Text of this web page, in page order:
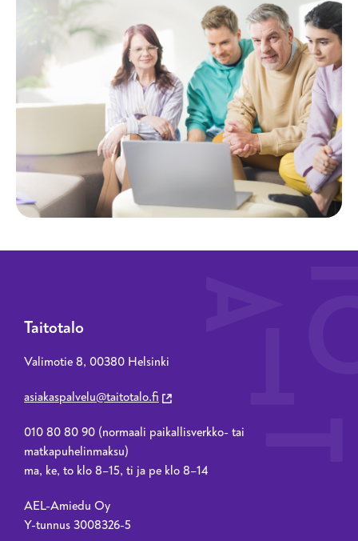
Taitotalo
Valimotie 8, 00380 Helsinki
asiakaspalvelu@taitotalo.fi
010 80 80 90 (normaali paikallisverkko- tai
matkapuhelinmaksu)
ma, ke, to klo 8–15, ti ja pe klo 8–14
AEL-Amiedu Oy
Y-tunnus 3008326-5